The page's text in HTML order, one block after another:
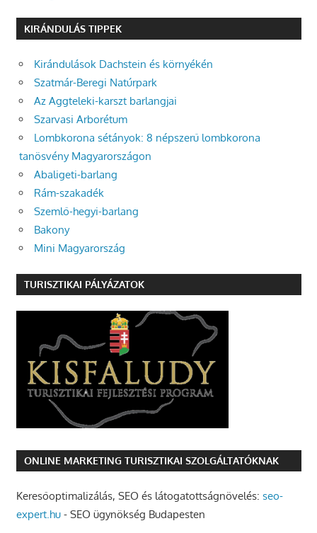
KIRÁNDULÁS TIPPEK
Kirándulások Dachstein és környékén
Szatmár-Beregi Natúrpark
Az Aggteleki-karszt barlangjai
Szarvasi Arborétum
Lombkorona sétányok: 8 népszerű lombkorona
tanösvény Magyarországon
Abaligeti-barlang
Rám-szakadék
Szemlő-hegyi-barlang
Bakony
Mini Magyarország
TURISZTIKAI PÁLYÁZATOK
ONLINE MARKETING TURISZTIKAI SZOLGÁLTATÓKNAK
Keresőoptimalizálás, SEO és látogatottságnövelés: seo-
expert.hu- SEO ügynökség Budapesten